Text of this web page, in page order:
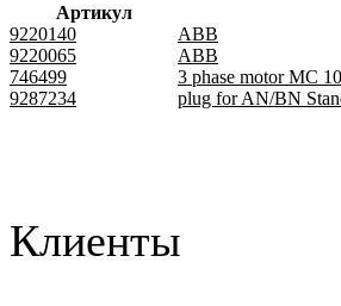
Артикул
9220140
ABB
9220065
ABB
746499
3 phase motor MC
9287234
plug for AN/BN
Клиенты